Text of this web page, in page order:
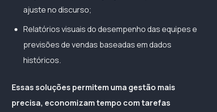
ajuste no discurso;
Relatórios visuais do desempenho das equipes e
previsões de vendas baseadas em dados
históricos.
Essas soluções permitem uma gestão mais
precisa, economizam tempo com tarefas